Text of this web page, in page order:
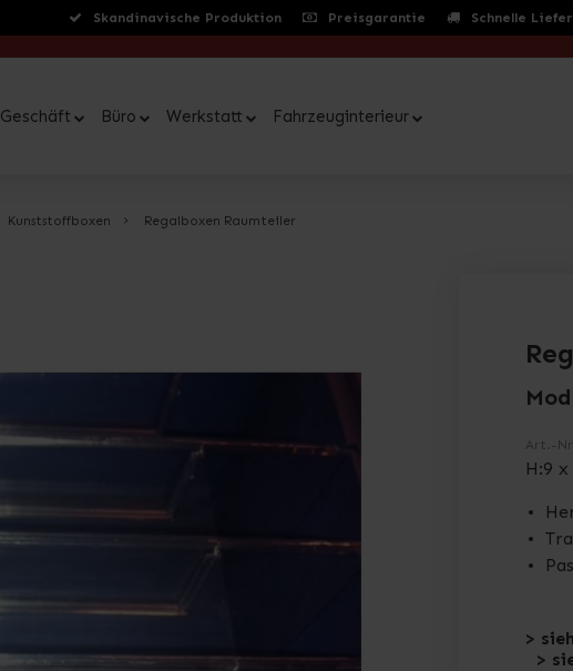
Skandinavische Produktion Preisgarantie Schnelle
Geschäft Büro Werkstatt Fahrzeuginterieur
Kunststoffboxen Regalboxen Raumteiler
Art.-Nr.
H:9
>
>